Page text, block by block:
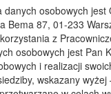
osobowych
Bema 87, 01-233
z
osobowych jest Pan
i realizacji
wskazany